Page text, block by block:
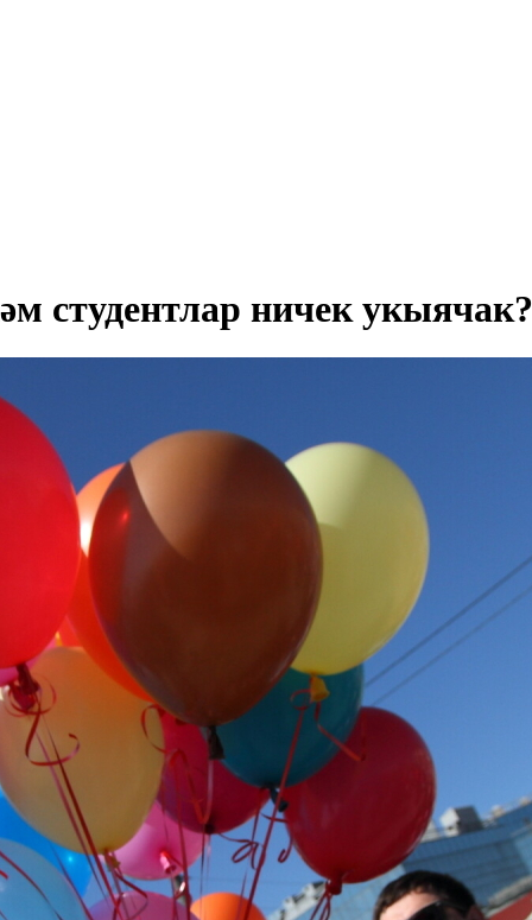
студентлар ничек укыячак?